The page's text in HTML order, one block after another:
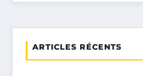
ARTICLES RÉCENTS